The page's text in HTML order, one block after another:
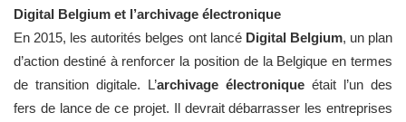
Digital Belgium et l’archivage électronique
En 2015, les autorités belges ont lancé Digital Belgium, un plan
d’action destiné à renforcer la position de la Belgique en termes
de transition digitale. L’archivage électronique était l’un des
fers de lance de ce projet. Il devrait débarrasser les entreprises